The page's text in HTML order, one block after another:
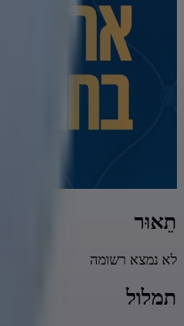
תֵאוּר
לא נמצא רשומה
תמלול